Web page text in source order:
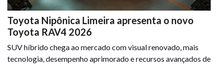
Toyota Nipônica Limeira apresenta o novo
Toyota RAV4 2026
SUV híbrido chega ao mercado com visual renovado, mais
tecnologia, desempenho aprimorado e recursos avançados de